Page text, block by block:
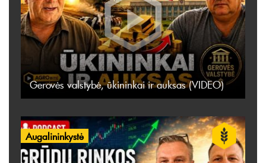
Gerovės valstybė, ūkininkai ir auksas (VIDEO)
Augalininkystė